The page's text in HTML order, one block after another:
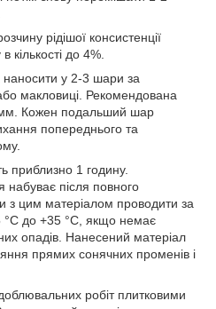
рідішої консистенції
до 4%.
наносити у 2-3 шари за
макловиці. Рекомендована
Кожен подальший шар
попереднього та
приблизно 1 годину.
набуває після повного
з цим матеріалом проводити за
°C до +35 °C, якщо немає
опадів. Нанесений матеріал
прямих сонячних променів і
робіт плитковими